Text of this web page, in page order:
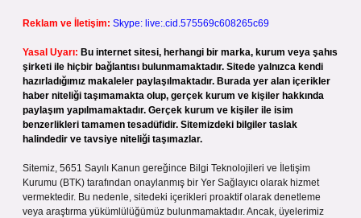
Reklam ve İletişim: Skype: live:.cid.575569c608265c69
Yasal Uyarı: Bu internet sitesi, herhangi bir marka, kurum veya şahıs
şirketi ile hiçbir bağlantısı bulunmamaktadır. Sitede yalnızca kendi
hazırladığımız makaleler paylaşılmaktadır. Burada yer alan içerikler
haber niteliği taşımamakta olup, gerçek kurum ve kişiler hakkında
paylaşım yapılmamaktadır. Gerçek kurum ve kişiler ile isim
benzerlikleri tamamen tesadüfidir. Sitemizdeki bilgiler taslak
halindedir ve tavsiye niteliği taşımazlar.
Sitemiz, 5651 Sayılı Kanun gereğince Bilgi Teknolojileri ve İletişim
Kurumu (BTK) tarafından onaylanmış bir Yer Sağlayıcı olarak hizmet
vermektedir. Bu nedenle, sitedeki içerikleri proaktif olarak denetleme
veya araştırma yükümlülüğümüz bulunmamaktadır. Ancak, üyelerimiz